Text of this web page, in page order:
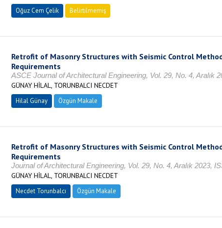
Oğuz Cem Çelik Belirtilmemiş
Retrofit of Masonry Structures with Seismic Control
Requirements
ASCE Journal of Architectural Engineering, Vol. 29, No. 4, Aralık
GÜNAY HİLAL, TORUNBALCI NECDET
Hilal Günay Özgün Makale
Retrofit of Masonry Structures with Seismic Control
Requirements
Journal of Architectural Engineering, Vol. 29, No. 4, Aralık 2023,
GÜNAY HİLAL, TORUNBALCI NECDET
Necdet Torunbalcı Özgün Makale